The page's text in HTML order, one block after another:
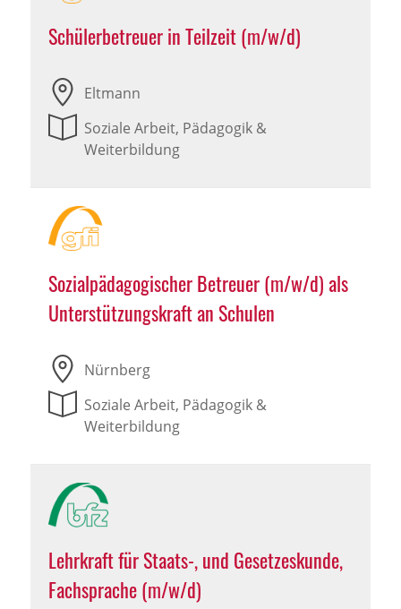
Schülerbetreuer in Teilzeit (m/w/d)
Eltmann
Soziale Arbeit, Pädagogik &
Weiterbildung
Sozialpädagogischer Betreuer (m/w/d) als
Unterstützungskraft an Schulen
Nürnberg
Soziale Arbeit, Pädagogik &
Weiterbildung
Lehrkraft für Staats-, und Gesetzeskunde,
Fachsprache (m/w/d)